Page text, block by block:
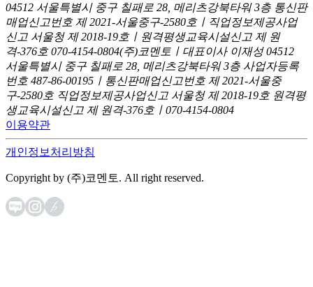
04512 서울특별시 중구 칠패로 28, 메리츠강북타워 3층 통신판
매업신고번호 제 2021-서울중구-2580호ㅣ직업정보제공사업
신고 서울청 제 2018-19호ㅣ원격평생교육시설신고 제 원
격-376호 070-4154-0804(주)코멘토ㅣ대표이사 이재성 04512
서울특별시 중구 칠패로 28, 메리츠강북타워 3층 사업자등록
번호 487-86-00195ㅣ통신판매업신고번호 제 2021-서울중
구-2580호 직업정보제공사업신고 서울청 제 2018-19호 원격평
생교육시설신고 제 원격-376호ㅣ070-4154-0804
이용약관
개인정보처리방침
Copyright by (주)코멘토. All right reserved.